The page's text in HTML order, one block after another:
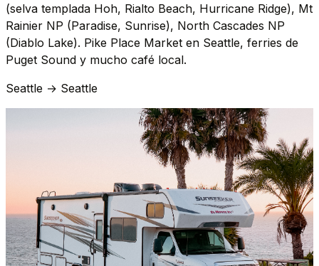
(selva templada Hoh, Rialto Beach, Hurricane Ridge), Mt
Rainier NP (Paradise, Sunrise), North Cascades NP
(Diablo Lake). Pike Place Market en Seattle, ferries de
Puget Sound y mucho café local.
Seattle → Seattle